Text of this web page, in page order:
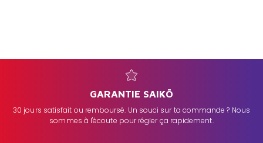
GARANTIE SAIKŌ
30 jours satisfait ou remboursé. Un souci sur ta commande ? Nous
sommes à l'écoute pour régler ça rapidement.